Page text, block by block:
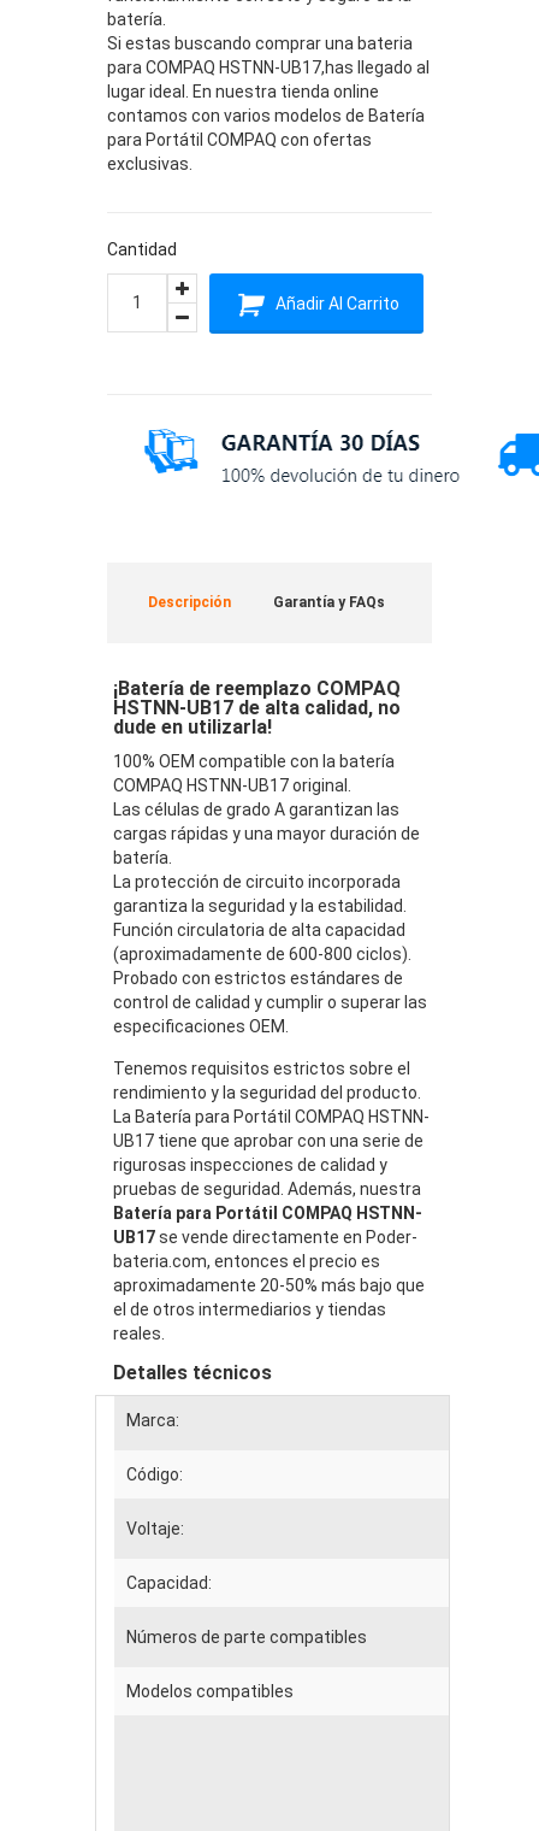
batería.
Si estas buscando comprar una bateria
para COMPAQ HSTNN-UB17,has llegado al
lugar ideal. En nuestra tienda online
contamos con varios modelos de Batería
para Portátil COMPAQ con ofertas
exclusivas.
Cantidad
Añadir Al Carrito
Descripción Garantía y FAQs
¡Batería de reemplazo COMPAQ
HSTNN-UB17 de alta calidad, no
dude en utilizarla!
100% OEM compatible con la batería
COMPAQ HSTNN-UB17 original.
Las células de grado A garantizan las
cargas rápidas y una mayor duración de
batería.
La protección de circuito incorporada
garantiza la seguridad y la estabilidad.
Función circulatoria de alta capacidad
(aproximadamente de 600-800 ciclos).
Probado con estrictos estándares de
control de calidad y cumplir o superar las
especificaciones OEM.
Tenemos requisitos estrictos sobre el
rendimiento y la seguridad del producto.
La Batería para Portátil COMPAQ HSTNN-
UB17 tiene que aprobar con una serie de
rigurosas inspecciones de calidad y
pruebas de seguridad. Además, nuestra
Batería para Portátil COMPAQ HSTNN-
UB17se vende directamente en Poder-
bateria.com, entonces el precio es
aproximadamente 20-50% más bajo que
el de otros intermediarios y tiendas
reales.
Detalles técnicos
Marca:
Código:
Voltaje:
Capacidad:
Números de parte compatibles
Modelos compatibles